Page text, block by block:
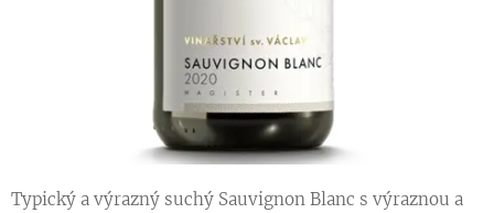
Typický a výrazný suchý Sauvignon Blanc s výraznou a